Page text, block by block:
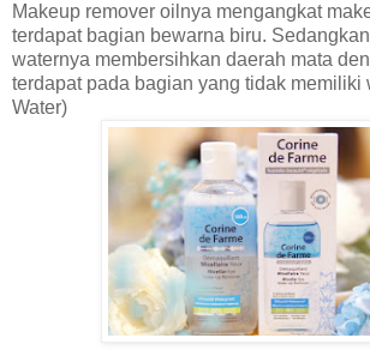
Makeup remover oilnya mengangkat
terdapat bagian bewarna biru.
waternya membersihkan daerah mata
terdapat pada bagian yang tidak memiliki
Water)